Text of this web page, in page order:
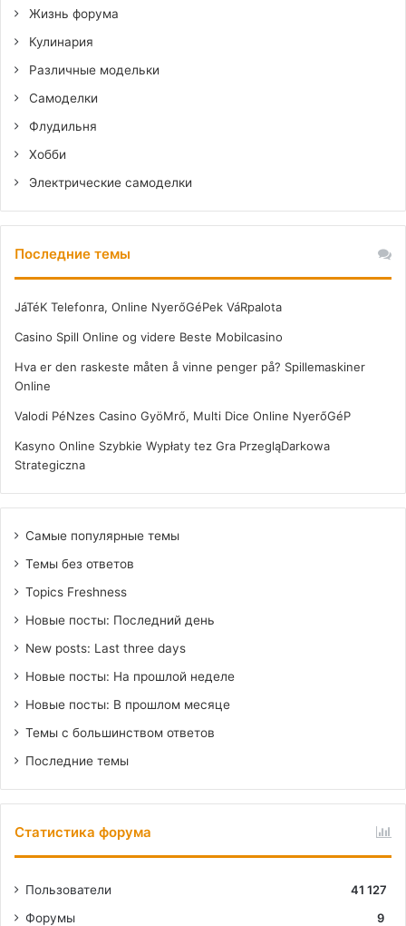
Жизнь форума
Кулинария
Различные модельки
Самоделки
Флудильня
Хобби
Электрические самоделки
Последние темы
JáTéK Telefonra, Online NyerőGéPek VáRpalota
Casino Spill Online og videre Beste Mobilcasino
Hva er den raskeste måten å vinne penger på? Spillemaskiner
Online
Valodi PéNzes Casino GyöMrő, Multi Dice Online NyerőGéP
Kasyno Online Szybkie Wypłaty tez Gra PrzegląDarkowa
Strategiczna
Самые популярные темы
Темы без ответов
Topics Freshness
Новые посты: Последний день
New posts: Last three days
Новые посты: На прошлой неделе
Новые посты: В прошлом месяце
Темы с большинством ответов
Последние темы
Статистика форума
Пользователи
41 127
Форумы
9